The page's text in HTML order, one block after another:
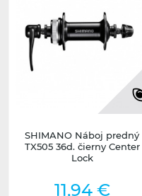
SHIMANO Náboj predný
TX505 36d. čierny Center
Lock
11,94 €